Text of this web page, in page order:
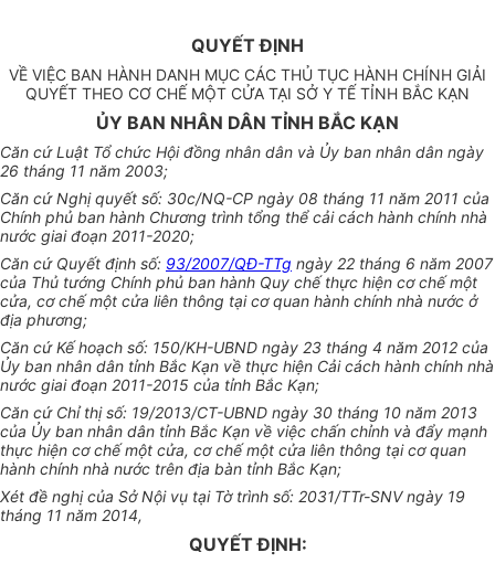
QUYẾT ĐỊNH
VỀ VIỆC BAN HÀNH DANH MỤC CÁC THỦ TỤC HÀNH CHÍNH GIẢI
QUYẾT THEO CƠ CHẾ MỘT CỬA TẠI SỞ Y TẾ TỈNH BẮC KẠN
ỦY BAN NHÂN DÂN TỈNH BẮC KẠN
Căn cứ Luật Tổ chức Hội đồng nhân dân và Ủy ban nhân dân ngày
26 tháng 11 năm 2003;
Căn cứ Nghị quyết số: 30c/NQ-CP ngày 08 tháng 11 năm 2011 của
Chính phủ ban hành Chương trình tổng thể cải cách hành chính nhà
nước giai đoạn 2011-2020;
Căn cứ Quyết định số: 93/2007/QĐ-TTg ngày 22 tháng 6 năm 2007
của Thủ tướng Chính phủ ban hành Quy chế thực hiện cơ chế một
cửa, cơ chế một cửa liên thông tại cơ quan hành chính nhà nước ở
địa phương;
Căn cứ Kế hoạch số: 150/KH-UBND ngày 23 tháng 4 năm 2012 của
Ủy ban nhân dân tỉnh Bắc Kạn về thực hiện Cải cách hành chính nhà
nước giai đoạn 2011-2015 của tỉnh Bắc Kạn;
Căn cứ Chỉ thị số: 19/2013/CT-UBND ngày 30 tháng 10 năm 2013
của Ủy ban nhân dân tỉnh Bắc Kạn về việc chấn chỉnh và đẩy mạnh
thực hiện cơ chế một cửa, cơ chế một cửa liên thông tại cơ quan
hành chính nhà nước trên địa bàn tỉnh Bắc Kạn;
Xét đề nghị của Sở Nội vụ tại Tờ trình số: 2031/TTr-SNV ngày 19
tháng 11 năm 2014,
QUYẾT ĐỊNH: